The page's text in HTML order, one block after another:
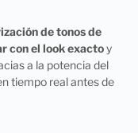
de tonos de
con el look exactoy
a la potencia del
tiempo real antes de